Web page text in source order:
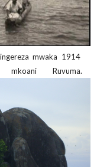
mwaka 1914
Ruvuma.